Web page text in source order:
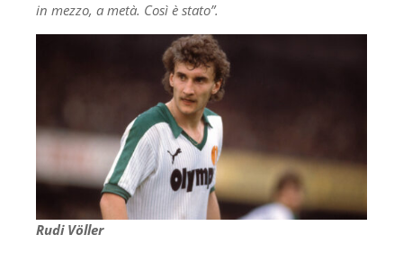
in mezzo, a metà. Così è stato”.
Rudi Völler